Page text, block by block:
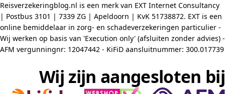
Reisverzekeringblog.nl is een merk van EXT Internet Consultancy
| Postbus 3101 | 7339 ZG | Apeldoorn | KvK 51738872. EXT is een
online bemiddelaar in zorg- en schadeverzekeringen particulier -
Wij werken op basis van 'Execution only' (afsluiten zonder advies) -
AFM vergunningnr: 12047442 - KiFiD aansluitnummer: 300.017739
Wij zijn aangesloten bij